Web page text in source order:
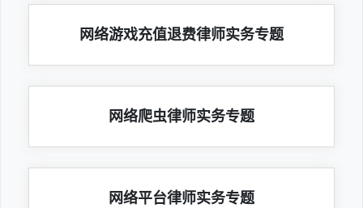
网络游戏充值退费律师实务专题
网络爬虫律师实务专题
网络平台律师实务专题